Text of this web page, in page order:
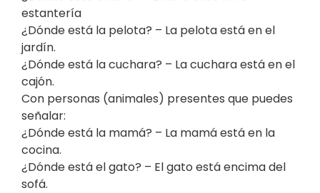
estantería
¿Dónde está la pelota? – La pelota está en el
jardín.
¿Dónde está la cuchara? – La cuchara está en el
cajón.
Con personas (animales) presentes que puedes
señalar:
¿Dónde está la mamá? – La mamá está en la
cocina.
¿Dónde está el gato? – El gato está encima del
sofá.